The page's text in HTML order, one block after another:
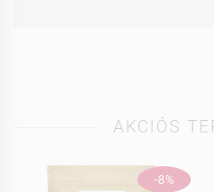
AKCIÓS
-8%